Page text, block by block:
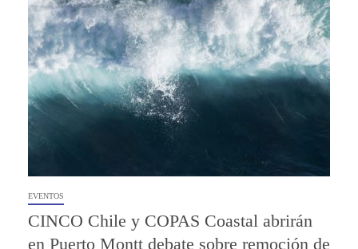
EVENTOS
CINCO Chile y COPAS Coastal abrirán
en Puerto Montt debate sobre remoción de